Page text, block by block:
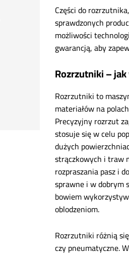
Części do
sprawdzonych
możliwości
gwarancją, aby
Rozrzutniki –
Rozrzutniki to
materiałów na
Precyzyjny rozrzut
stosuje się w celu
dużych
strączkowych i traw
rozpraszania pasz i
sprawne i w dobrym
bowiem
oblodzeniom.
Rozrzutniki różnią
czy pneumatyczne.